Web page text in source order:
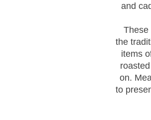
and
These
the
items
on.
to